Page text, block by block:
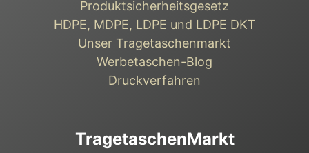
TragetaschenMarkt
Produktsicherheitsgesetz
HDPE, MDPE, LDPE und LDPE DKT
Unser Tragetaschenmarkt
Werbetaschen-Blog
Druckverfahren